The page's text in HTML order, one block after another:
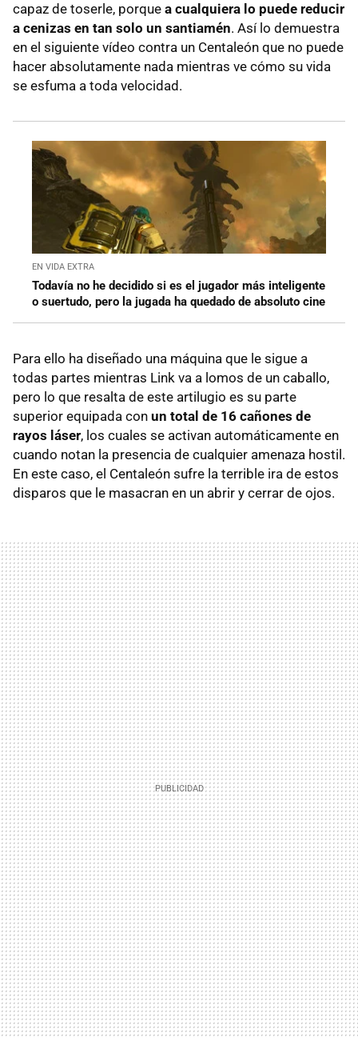
capaz de toserle, porque a cualquiera lo puede reducir
a cenizas en tan solo un santiamén. Así lo demuestra
en el siguiente vídeo contra un Centaleón que no puede
hacer absolutamente nada mientras ve cómo su vida
se esfuma a toda velocidad.
EN VIDA EXTRA
Todavía no he decidido si es el jugador más inteligente
o suertudo, pero la jugada ha quedado de absoluto cine
Para ello ha diseñado una máquina que le sigue a
todas partes mientras Link va a lomos de un caballo,
pero lo que resalta de este artilugio es su parte
superior equipada con un total de 16 cañones de
rayos láser, los cuales se activan automáticamente en
cuando notan la presencia de cualquier amenaza hostil.
En este caso, el Centaleón sufre la terrible ira de estos
disparos que le masacran en un abrir y cerrar de ojos.